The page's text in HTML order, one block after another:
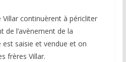
continuèrent à péricliter
de l’avènement de la
est saisie et vendue et on
frères Villar.